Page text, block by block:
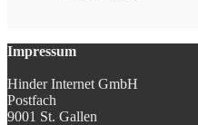
Impressum
Hinder Internet GmbH
Postfach
9001 St. Gallen